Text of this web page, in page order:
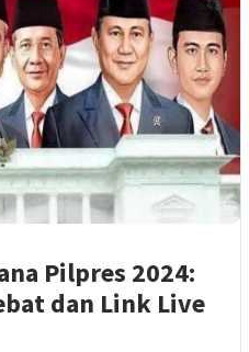
Pilpres 2024:
dan Link Live